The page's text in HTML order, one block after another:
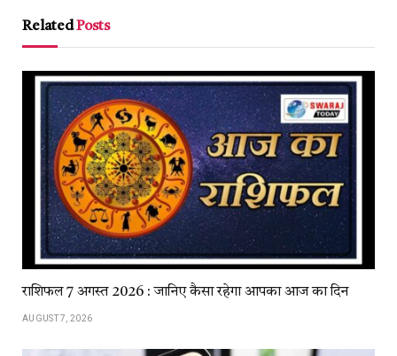
RelatedPosts
राशिफल 7 अगस्त 2026 : जानिए कैसा रहेगा आपका आज का दिन
AUGUST 7, 2026